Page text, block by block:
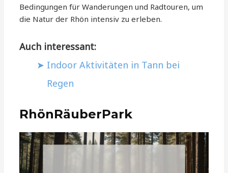
Bedingungen für Wanderungen und Radtouren, um
die Natur der Rhön intensiv zu erleben.
Auch interessant:
Indoor Aktivitäten in Tann bei
Regen
RhönRäuberPark